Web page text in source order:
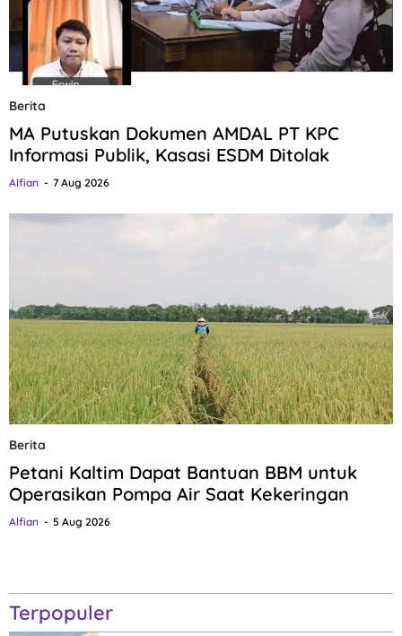
Berita
MA Putuskan Dokumen AMDAL PT KPC
Informasi Publik, Kasasi ESDM Ditolak
Alfian 7 Aug 2026
Berita
Petani Kaltim Dapat Bantuan BBM untuk
Operasikan Pompa Air Saat Kekeringan
Alfian 5 Aug 2026
Terpopuler